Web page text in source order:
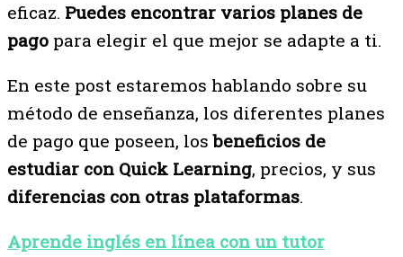
eficaz. Puedes encontrar varios planes de
pago para elegir el que mejor se adapte a ti.
En este post estaremos hablando sobre su
método de enseñanza, los diferentes planes
de pago que poseen, losbeneficios de
estudiar con Quick Learning, precios, y sus
diferencias con otras plataformas.
Aprende inglés en línea con un tutor